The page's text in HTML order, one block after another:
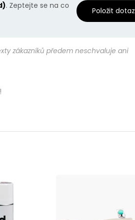
. Zeptejte se na co
Položit dotaz
zákazníků předem neschvaluje ani